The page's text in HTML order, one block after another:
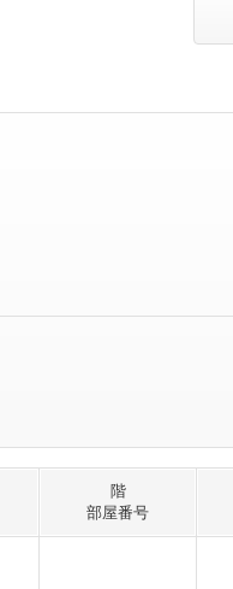
階
部屋番号